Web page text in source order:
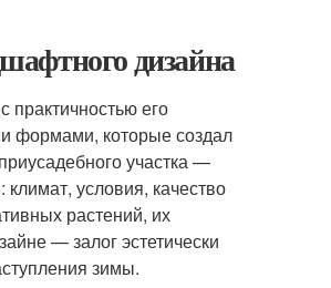
дизайна
практичностью его
формами, которые создал
участка —
условия, качество
растений, их
— залог эстетически
зимы.